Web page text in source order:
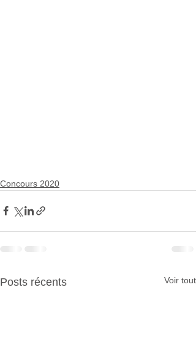
Concours 2020
Posts récents Voir tout